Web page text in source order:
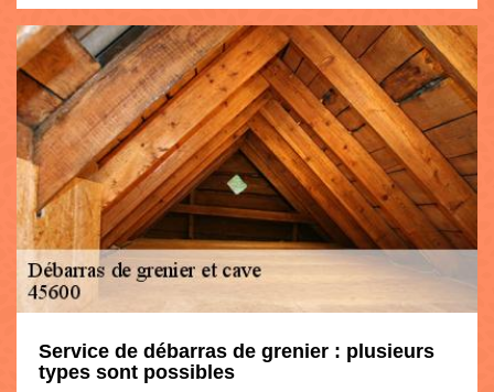
Service de débarras de grenier : plusieurs
types sont possibles